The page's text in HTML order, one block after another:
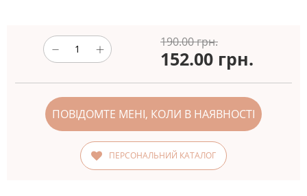
190.00 грн.
152.00 грн.
ПОВІДОМТЕ МЕНІ, КОЛИ В НАЯВНОСТІ
ПЕРСОНАЛЬНИЙ КАТАЛОГ